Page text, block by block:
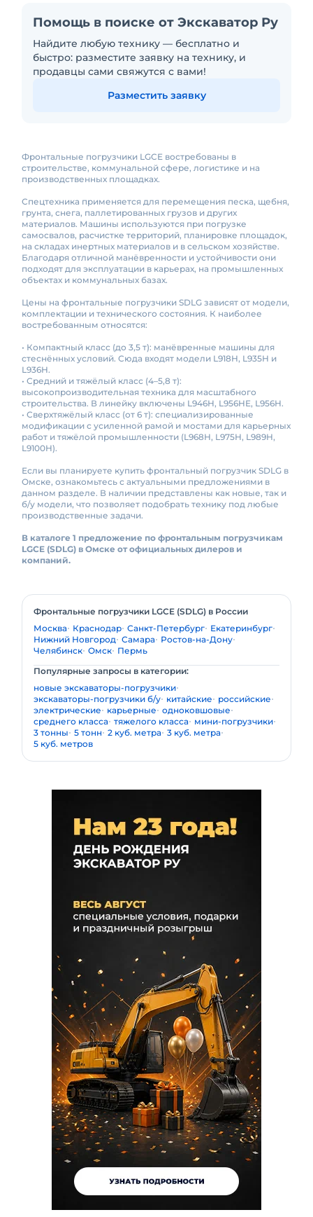
Помощь в поиске от Экскаватор Ру
Найдите любую технику — бесплатно и
быстро: разместите заявку на технику, и
продавцы сами свяжутся с вами!
Разместить заявку
Фронтальные погрузчики LGCE востребованы в
строительстве, коммунальной сфере, логистике и на
производственных площадках.
Спецтехника применяется для перемещения песка, щебня,
грунта, снега, паллетированных грузов и других
материалов. Машины используются при погрузке
самосвалов, расчистке территорий, планировке площадок,
на складах инертных материалов и в сельском хозяйстве.
Благодаря отличной манёвренности и устойчивости они
подходят для эксплуатации в карьерах, на промышленных
объектах и коммунальных базах.
Цены на фронтальные погрузчики SDLG зависят от модели,
комплектации и технического состояния. К наиболее
востребованным относятся:
• Компактный класс (до 3,5 т): манёвренные машины для
стеснённых условий. Сюда входят модели L918H, L935H и
L936H.
• Средний и тяжёлый класс (4–5,8 т):
высокопроизводительная техника для масштабного
строительства. В линейку включены L946H, L956HE, L956H.
• Сверхтяжёлый класс (от 6 т): специализированные
модификации с усиленной рамой и мостами для карьерных
работ и тяжёлой промышленности (L968H, L975H, L989H,
L9100H).
Если вы планируете купить фронтальный погрузчик SDLG в
Омске, ознакомьтесь с актуальными предложениями в
данном разделе. В наличии представлены как новые, так и
б/у модели, что позволяет подобрать технику под любые
производственные задачи.
В каталоге 1 предложение по фронтальным погрузчикам
LGCE (SDLG) в Омске от официальных дилеров и
компаний.
Фронтальные погрузчики LGCE (SDLG) в России
Москва Краснодар Санкт-Петербург Екатеринбург
Нижний Новгород Самара Ростов-на-Дону
Челябинск Омск Пермь
Популярные запросы в категории:
новые экскаваторы-погрузчики
экскаваторы-погрузчики б/у китайские
российские
электрические
карьерные одноковшовые
среднего класса тяжелого класса мини-погрузчики
3 тонны 5 тонн 2 куб. метра 3 куб. метра
5 куб. метров